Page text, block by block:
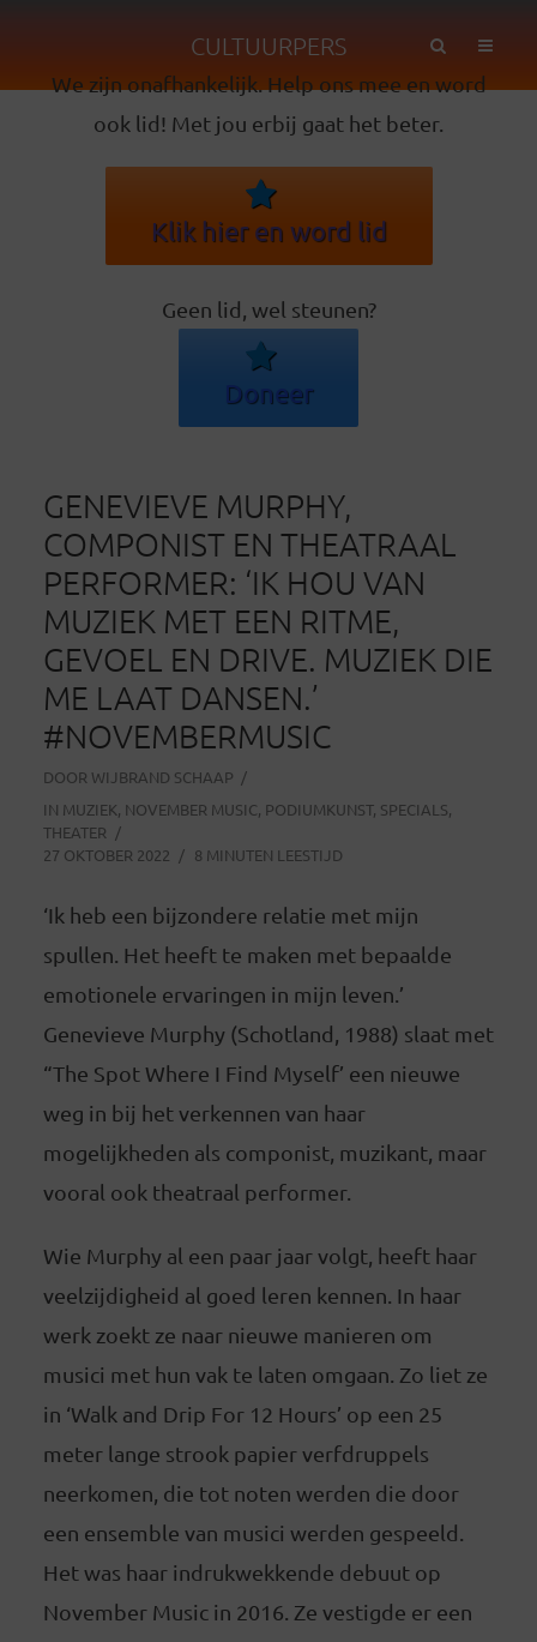
CULTUURPERS
We zijn onafhankelijk. Help ons mee en word
ook lid! Met jou erbij gaat het beter.
Klik hier en word lid
Geen lid, wel steunen?
Doneer
GENEVIEVE MURPHY,
COMPONIST EN THEATRAAL
PERFORMER: ‘IK HOU VAN
MUZIEK MET EEN RITME,
GEVOEL EN DRIVE. MUZIEK DIE
ME LAAT DANSEN.’
#NOVEMBERMUSIC
DOOR WIJBRAND SCHAAP
IN MUZIEK, NOVEMBER MUSIC, PODIUMKUNST, SPECIALS,
THEATER
27 OKTOBER 2022
8 MINUTEN LEESTIJD
‘Ik heb een bijzondere relatie met mijn
spullen. Het heeft te maken met bepaalde
emotionele ervaringen in mijn leven.’
Genevieve Murphy (Schotland, 1988) slaat met
“The Spot Where I Find Myself’ een nieuwe
weg in bij het verkennen van haar
mogelijkheden als componist, muzikant, maar
vooral ook theatraal performer.
Wie Murphy al een paar jaar volgt, heeft haar
veelzijdigheid al goed leren kennen. In haar
werk zoekt ze naar nieuwe manieren om
musici met hun vak te laten omgaan. Zo liet ze
in ‘Walk and Drip For 12 Hours’ op een 25
meter lange strook papier verfdruppels
neerkomen, die tot noten werden die door
een ensemble van musici werden gespeeld.
Het was haar indrukwekkende debuut op
November Music in 2016. Ze vestigde er een